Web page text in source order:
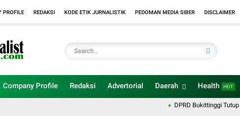
PROFILE REDAKSI KODE ETIK JURNALISTIK PEDOMAN MEDIA SIBER DISCLAIMER
Company Profile Redaksi Advertorial Daerah Health HOT
DPRD Bukittinggi Tutup